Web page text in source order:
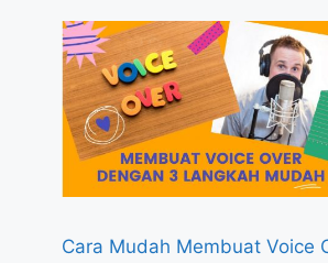
Cara Mudah Membuat Voice